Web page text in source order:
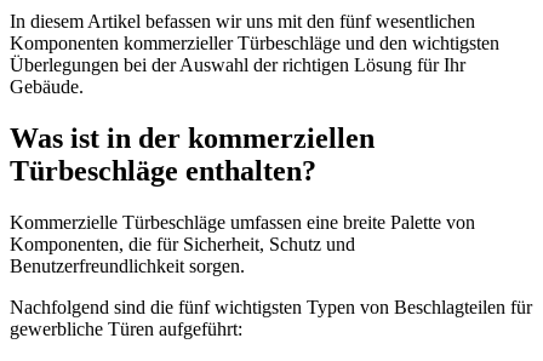
In diesem Artikel befassen wir uns mit den fünf wesentlichen
Komponenten kommerzieller Türbeschläge und den wichtigsten
Überlegungen bei der Auswahl der richtigen Lösung für Ihr
Gebäude.
Was ist in der kommerziellen
Türbeschläge enthalten?
Kommerzielle Türbeschläge umfassen eine breite Palette von
Komponenten, die für Sicherheit, Schutz und
Benutzerfreundlichkeit sorgen.
Nachfolgend sind die fünf wichtigsten Typen von Beschlagteilen für
gewerbliche Türen aufgeführt: